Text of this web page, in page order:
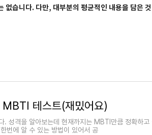
습니다. 다만, 대부분의 평균적인 내용을 담은
테스트(재밌어요)
. 성격을 알아보는데 현재까지는 MBTI만큼 정확하
번에 알 수 있는 방법이 있어서 공